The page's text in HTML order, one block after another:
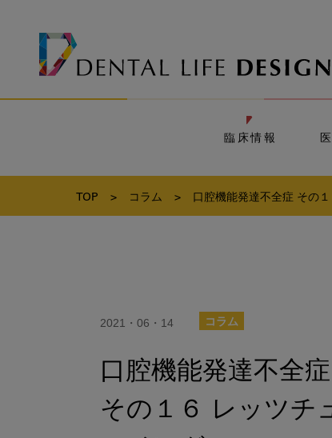
臨床情報
TOP > コラム > 口腔機能発達不全症 その
2021・06・14 コラム
口腔機能発達不全症
その１６ レッツチ